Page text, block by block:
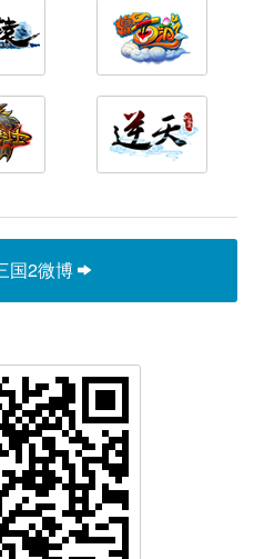
国2微博